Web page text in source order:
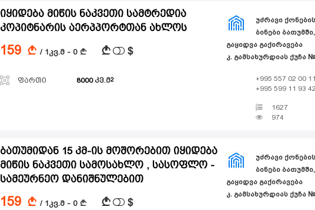
იყიდება მიწის ნაკვეთი სამტრედია
კოპიტნარის აერპპორტთან ახლოს
159 A / 1კვ.მ - 0 A A $
ფართი 8000 კვ.მ
ᲣᲫᲠᲐᲕᲘ
ᲑᲘᲜᲔᲑᲘ
ᲒᲐᲧᲘᲓᲕᲐ ᲒᲐᲥᲘᲠᲐᲕᲔᲑᲐ
კ. გამსახურდიას ქუჩა
+995 557 02 00 11
+995 599 11 93 42
1627
974
ბათუმიდან 15 კმ-ის მოშორებით იყიდება
მიწის ნაკვეთი სამოსახლო , სასოფლო -
სამეურნეო დანიშნულებით
159 A / 1კვ.მ - 0 A A $
ᲣᲫᲠᲐᲕᲘ
ᲑᲘᲜᲔᲑᲘ
ᲒᲐᲧᲘᲓᲕᲐ ᲒᲐᲥᲘᲠᲐᲕᲔᲑᲐ
კ. გამსახურდიას ქუჩა